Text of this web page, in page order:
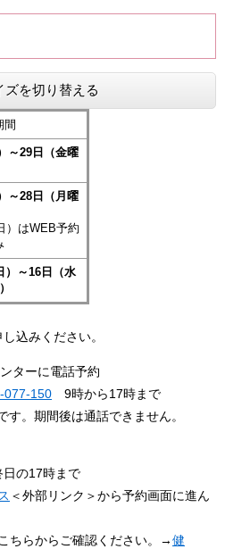
ズを切り替える
間
～29日（金曜
～28日（月曜
）はWEB予約
）～16日（水
込みください。
ターに電話予約
077-150 9時から17時まで
。期間後は通話できません。
の17時まで
＜外部リンク＞から予約画面に進ん
らからご確認ください。→健